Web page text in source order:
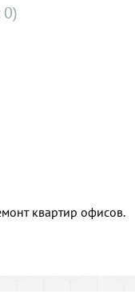
0)
квартир офисов.